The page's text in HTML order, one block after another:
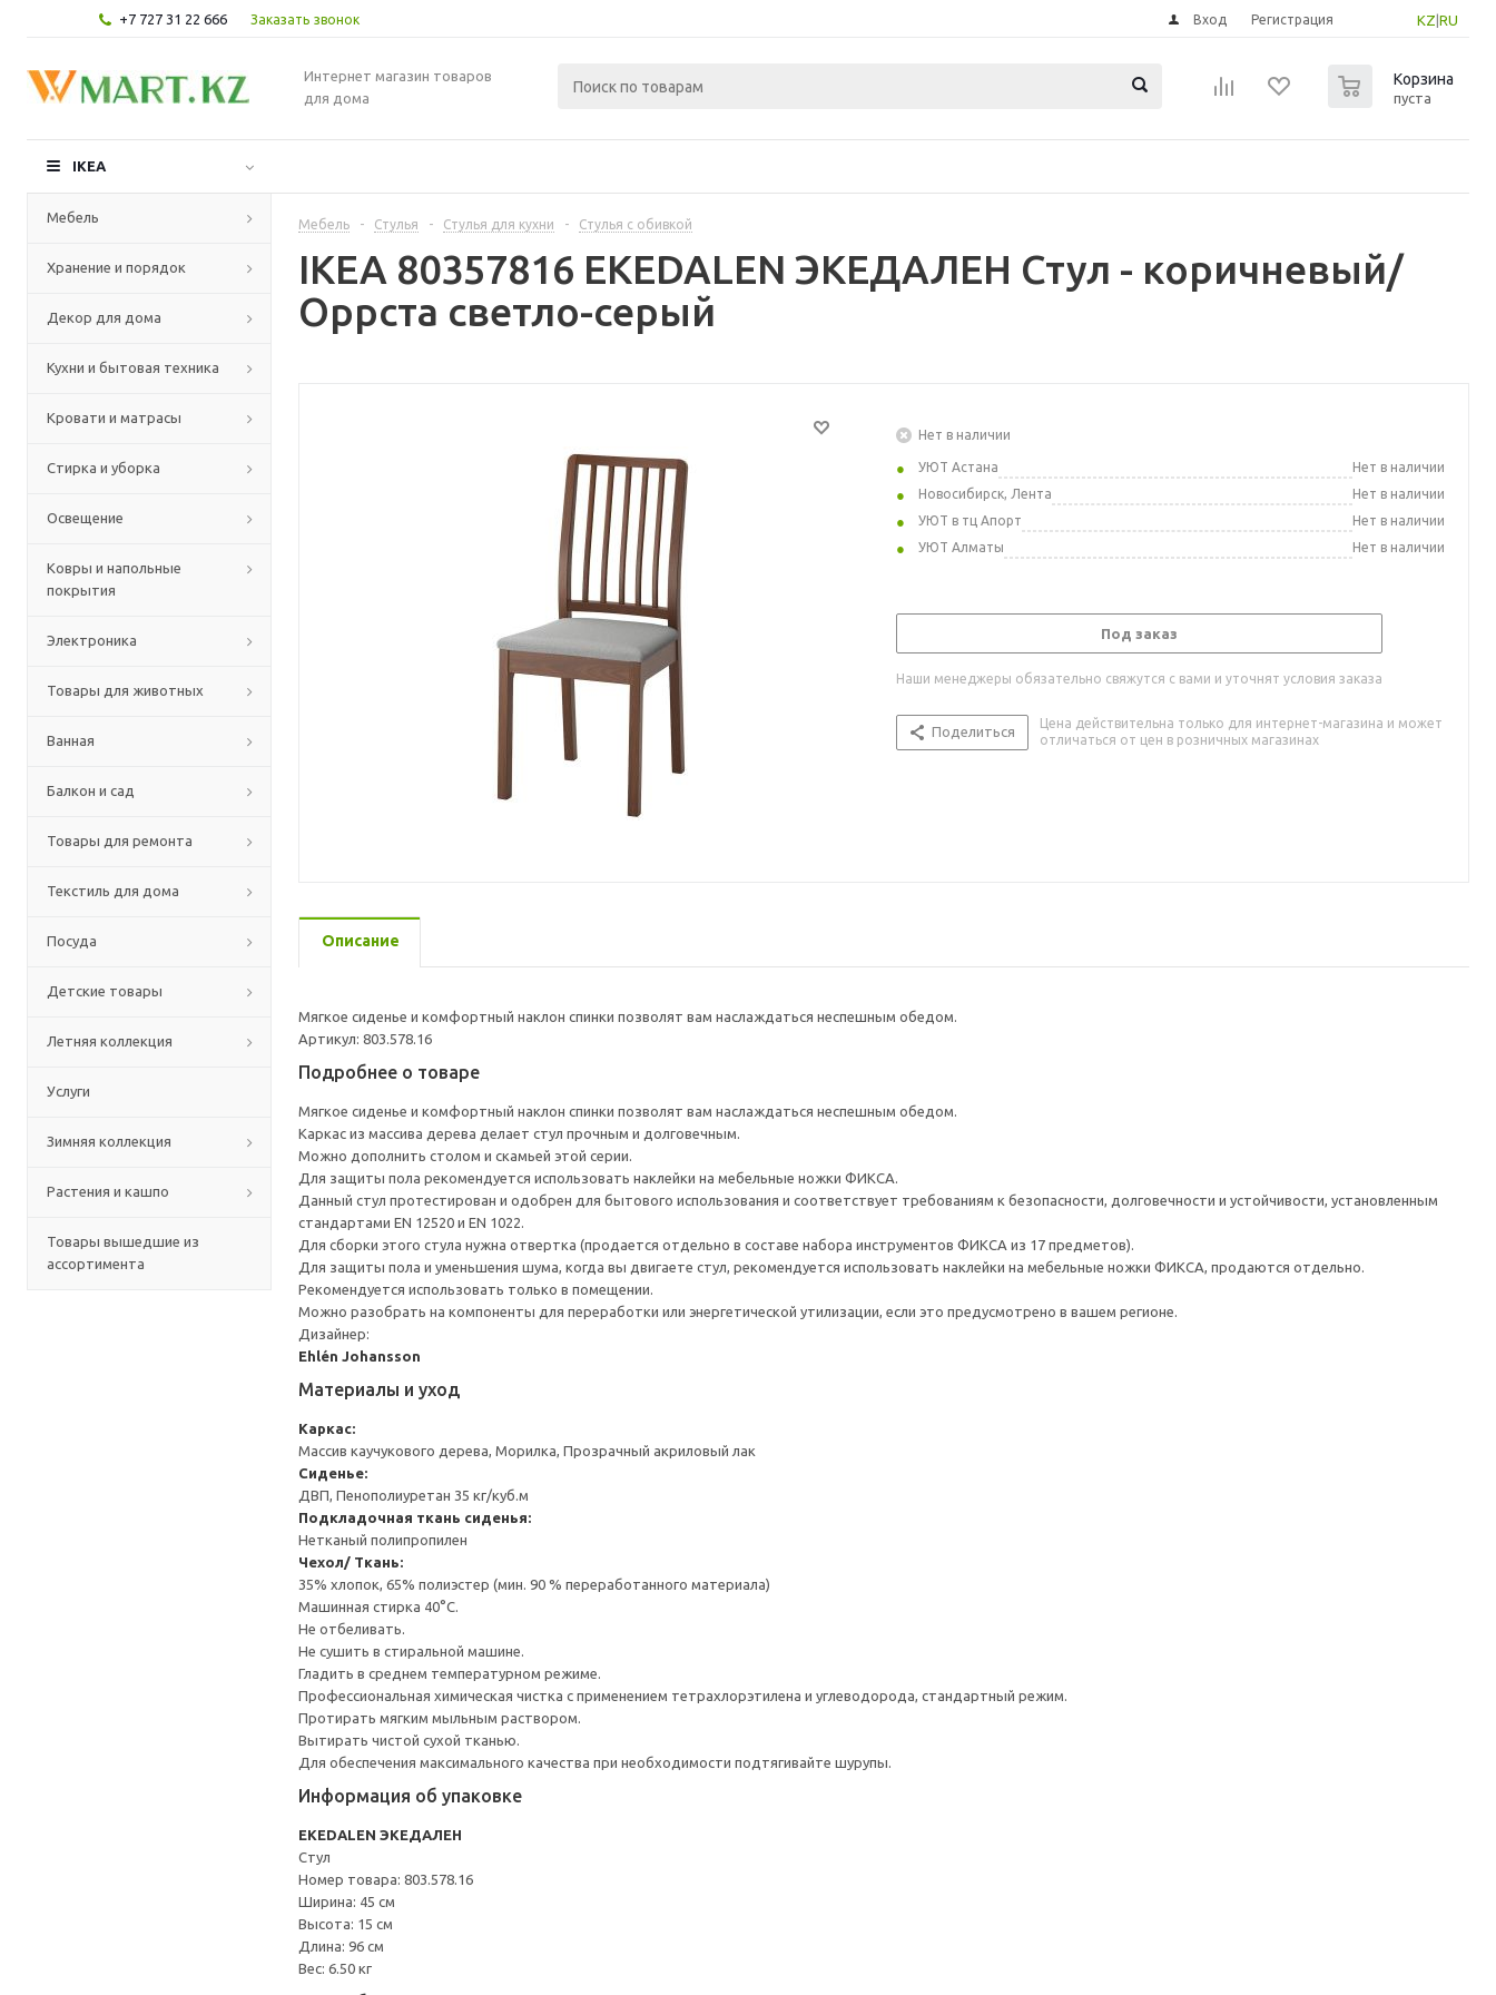
+7 727 31 22 666 Заказать звонок KZ RU
Вход Регистрация
Интернет магазин товаров
для дома
Корзина
пуста
IKEA
Мебель
Хранение и порядок
Декор для дома
Кухни и бытовая техника
Кровати и матрасы
Стирка и уборка
Освещение
Ковры и напольные
покрытия
Электроника
Товары для животных
Ванная
Балкон и сад
Товары для ремонта
Текстиль для дома
Посуда
Детские товары
Летняя коллекция
Услуги
Зимняя коллекция
Растения и кашпо
Товары вышедшие из
ассортимента
Мебель - Стулья - Стулья для кухни - Стулья с обивкой
IKEA 80357816 EKEDALEN ЭКЕДАЛЕН Стул - коричневый/
Оррста светло-серый
Нет в наличии
УЮТ Астана
Нет в наличии
Новосибирск, Лента
Нет в наличии
УЮТ в тц Апорт
Нет в наличии
УЮТ Алматы
Нет в наличии
Под заказ
Наши менеджеры обязательно свяжутся с вами и уточнят условия заказа
Поделиться
Цена действительна только для интернет-магазина и может
отличаться от цен в розничных магазинах
Описание
Мягкое сиденье и комфортный наклон спинки позволят вам наслаждаться неспешным обедом.
Артикул: 803.578.16
Подробнее о товаре
Мягкое сиденье и комфортный наклон спинки позволят вам наслаждаться неспешным обедом.
Каркас из массива дерева делает стул прочным и долговечным.
Можно дополнить столом и скамьей этой серии.
Для защиты пола рекомендуется использовать наклейки на мебельные ножки ФИКСА.
Данный стул протестирован и одобрен для бытового использования и соответствует требованиям к безопасности, долговечности и устойчивости, установленным
стандартами EN 12520 и EN 1022.
Для сборки этого стула нужна отвертка (продается отдельно в составе набора инструментов ФИКСА из 17 предметов).
Для защиты пола и уменьшения шума, когда вы двигаете стул, рекомендуется использовать наклейки на мебельные ножки ФИКСА, продаются отдельно.
Рекомендуется использовать только в помещении.
Можно разобрать на компоненты для переработки или энергетической утилизации, если это предусмотрено в вашем регионе.
Дизайнер:
Ehlén Johansson
Материалы и уход
Каркас:
Массив каучукового дерева, Морилка, Прозрачный акриловый лак
Сиденье:
ДВП, Пенополиуретан 35 кг/куб.м
Подкладочная ткань сиденья:
Нетканый полипропилен
Чехол/ Ткань:
35% хлопок, 65% полиэстер (мин. 90 % переработанного материала)
Машинная стирка 40°С.
Не отбеливать.
Не сушить в стиральной машине.
Гладить в среднем температурном режиме.
Профессиональная химическая чистка с применением тетрахлорэтилена и углеводорода, стандартный режим.
Протирать мягким мыльным раствором.
Вытирать чистой сухой тканью.
Для обеспечения максимального качества при необходимости подтягивайте шурупы.
Информация об упаковке
EKEDALEN ЭКЕДАЛЕН
Стул
Номер товара: 803.578.16
Ширина: 45 см
Высота: 15 см
Длина: 96 см
Вес: 6.50 кг